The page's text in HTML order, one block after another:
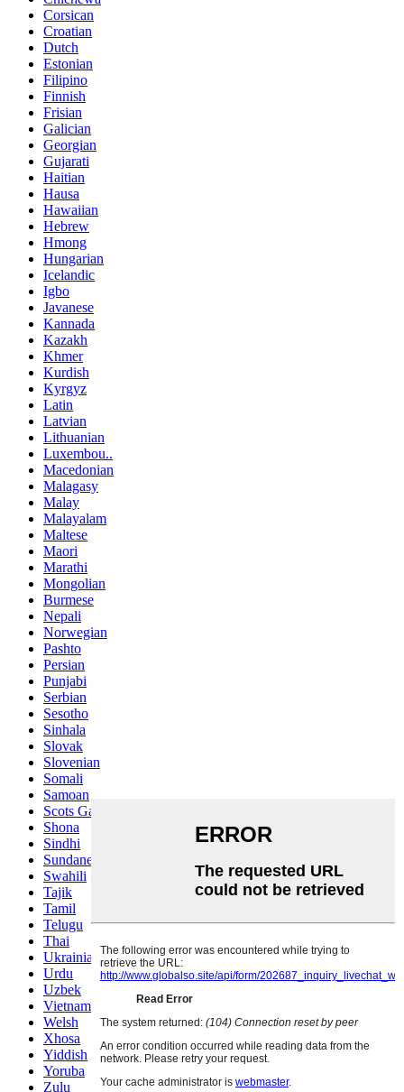
Corsican
Croatian
Dutch
Estonian
Filipino
Finnish
Frisian
Galician
Georgian
Gujarati
Haitian
Hausa
Hawaiian
Hebrew
Hmong
Hungarian
Icelandic
Igbo
Javanese
Kannada
Kazakh
Khmer
Kurdish
Kyrgyz
Latin
Latvian
Lithuanian
Luxembou..
Macedonian
Malagasy
Malay
Malayalam
Maltese
Maori
Marathi
Mongolian
Burmese
Nepali
Norwegian
Pashto
Persian
Punjabi
Serbian
Sesotho
Sinhala
Slovak
Slovenian
Somali
Samoan
Scots Gaelic
Shona
Sindhi
Sundanese
Swahili
Tajik
Tamil
Telugu
Thai
Ukrainian
Urdu
Uzbek
Vietnamese
Welsh
Xhosa
Yiddish
Yoruba
Zulu